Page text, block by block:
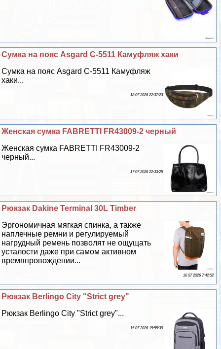
Сумка на пояс Asgard С-5511 Камуфляж хаки
Сумка на пояс Asgard С-5511 Камуфляж
хаки...
18 07 2026 22:37:23
Женская сумка FABRETTI FR43009-2 черный
Женская сумка FABRETTI FR43009-2
черный...
17 07 2026 22:33:25
Рюкзак Dakine Terminal 30L Timber
Эргономичная мягкая спинка, а также
наплечные ремни и регулируемый
нагрудный ремень позволят не ощущать
усталости даже при самом активном
времяпровождении...
16 07 2026 7:42:52
Рюкзак Berlingo City "Strict grey"
Рюкзак Berlingo City "Strict grey"...
15 07 2026 15:55:39